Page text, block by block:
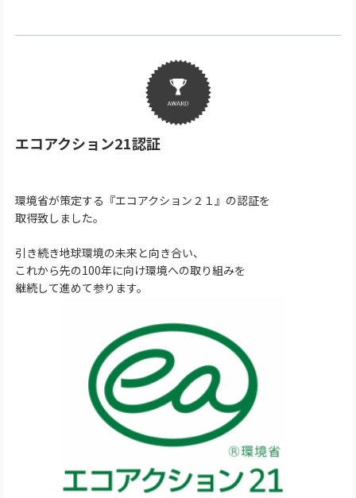
エコアクション21認証
環境省が策定する『エコアクション２１』の認証を
取得致しました。
引き続き地球環境の未来と向き合い、
これから先の100年に向け環境への取り組みを
継続して進めて参ります。